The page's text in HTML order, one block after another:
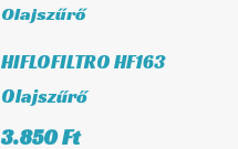
HIFLOFILTRO HF163
Olajszűrő
3.850Ft